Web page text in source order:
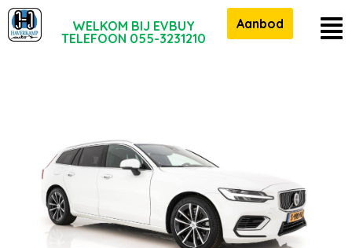
WELKOM BIJ EVBUY
TELEFOON 055-3231210
Aanbod